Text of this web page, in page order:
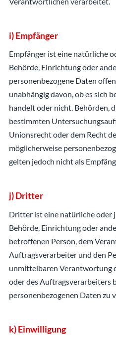
i) Empfänger
Empfänger ist eine natürliche
Behörde, Einrichtung oder
personenbezogene Daten
unabhängig davon, ob es sich
handelt oder nicht. Behörden,
bestimmten
Unionsrecht oder dem Recht
möglicherweise
gelten jedoch nicht als
j) Dritter
Dritter ist eine natürliche oder
Behörde, Einrichtung oder
betroffenen Person, dem
Auftragsverarbeiter und den
unmittelbaren Verantwortung
oder des Auftragsverarbeiters
personenbezogenen Daten zu
k) Einwilligung